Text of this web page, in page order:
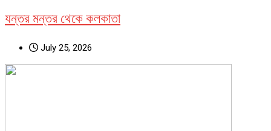
যন্তর মন্তর থেকে কলকাতা
July 25, 2026